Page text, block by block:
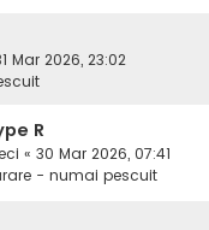
Mar 2026, 23:02
R
« 30 Mar 2026, 07:41
- numai pescuit